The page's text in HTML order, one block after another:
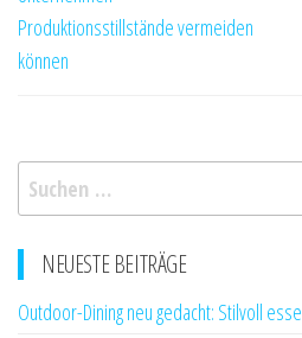
Produktionsstillstände vermeiden
können
Suchen
nach:
NEUESTE BEITRÄGE
Outdoor-Dining neu gedacht: Stilvoll